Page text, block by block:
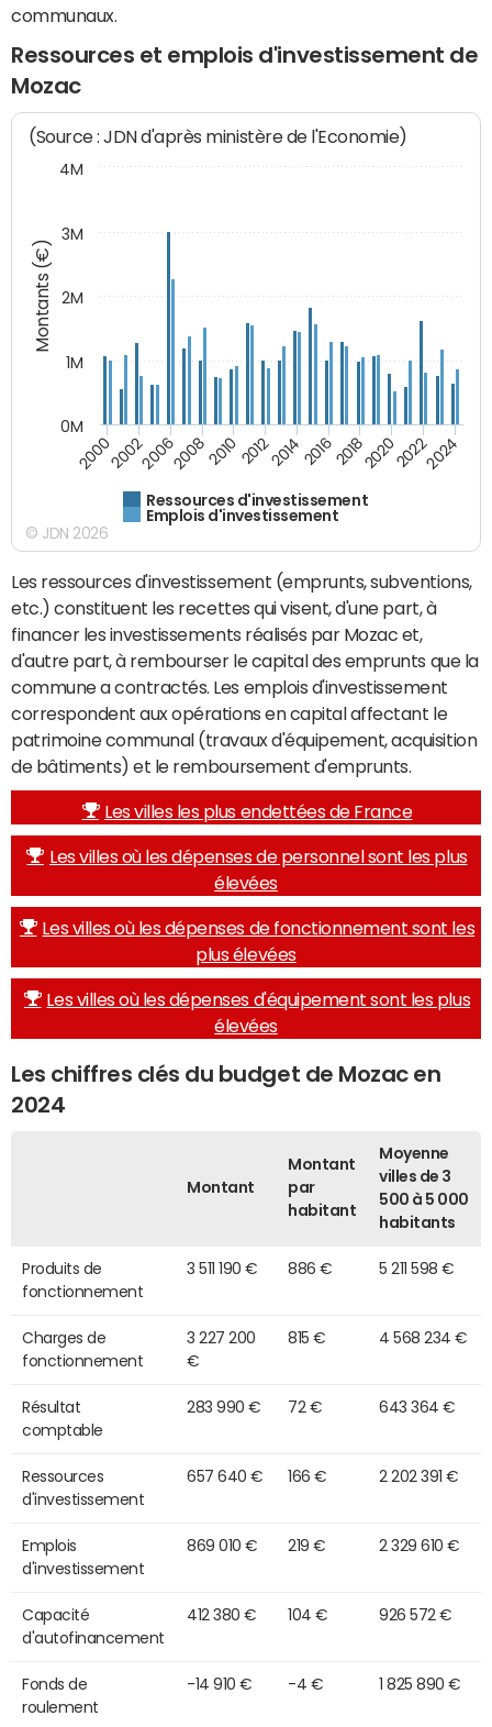
communaux.
Ressources et emplois d'investissement de
Mozac
Montants (€)
(Source : JDN d'après ministère de l'Economie)
Ressources d'investissement
Emplois d'investissement
20002002200620082010 2012201420162018202020222024
0M
1M
2M
3M
4M
© JDN 2026
Les ressources d'investissement (emprunts, subventions,
etc.) constituent les recettes qui visent, d'une part, à
financer les investissements réalisés par Mozac et,
d'autre part, à rembourser le capital des emprunts que la
commune a contractés. Les emplois d'investissement
correspondent aux opérations en capital affectant le
patrimoine communal (travaux d'équipement, acquisition
de bâtiments) et le remboursement d'emprunts.
Les villes les plus endettées de France
Les villes où les dépenses de personnel sont les plus
élevées
Les villes où les dépenses de fonctionnement sont les
plus élevées
Les villes où les dépenses d'équipement sont les plus
élevées
Les chiffres clés du budget de Mozac en
2024
Montant
Montant
par
habitant
Moyenne
villes de 3
500 à 5 000
habitants
Produits de
fonctionnement
3 511 190 € 886 € 5 211 598 €
Charges de
fonctionnement
3 227 200
€
815 € 4 568 234 €
Résultat
comptable
283 990 € 72 € 643 364 €
Ressources
d'investissement
657 640 € 166 € 2 202 391 €
Emplois
d'investissement
869 010 € 219 € 2 329 610 €
Capacité
d'autofinancement
412 380 € 104 € 926 572 €
Fonds de
roulement
-14 910 € -4 € 1 825 890 €